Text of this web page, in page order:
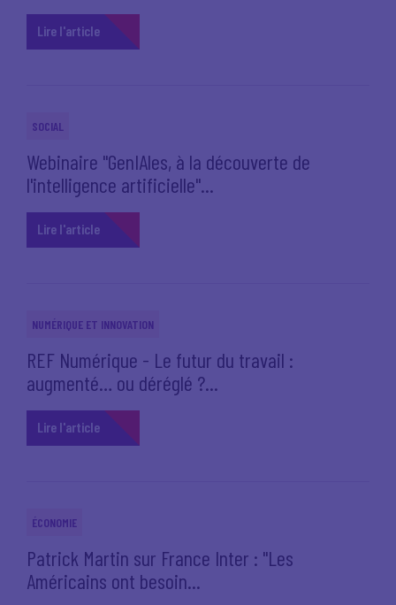
Lire l'article
SOCIAL
Webinaire "GenIAles, à la découverte de
l'intelligence artificielle"...
Lire l'article
NUMÉRIQUE ET INNOVATION
REF Numérique - Le futur du travail :
augmenté… ou déréglé ?...
Lire l'article
ÉCONOMIE
Patrick Martin sur France Inter : "Les
Américains ont besoin...